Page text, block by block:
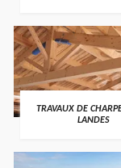
TRAVAUX DE
LANDES